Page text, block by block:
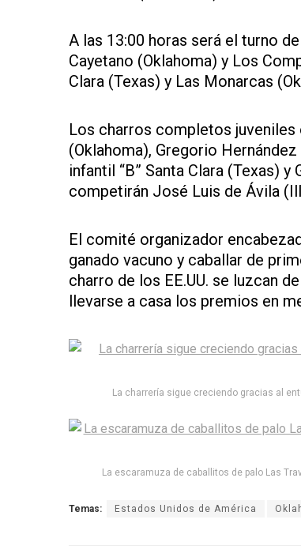
A las 13:00 horas será el turno
Cayetano (Oklahoma) y Los
Clara (Texas) y Las Monarcas
Los charros completos
(Oklahoma), Gregorio
infantil “B” Santa Clara (Texas)
competirán José Luis de Ávila
El comité organizador
ganado vacuno y caballar de
charro de los EE.UU. se luzcan
llevarse a casa los premios en
La charrería sigue creciendo gracias al
La escaramuza de caballitos de palo Las
Temas: Estados Unidos de América